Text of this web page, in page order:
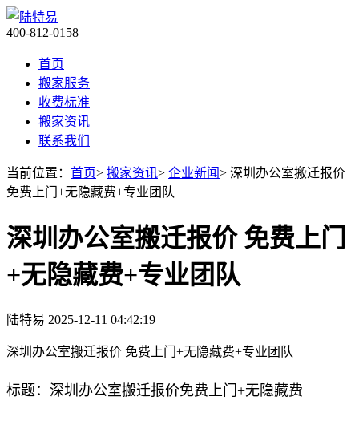
400-812-0158
首页
搬家服务
收费标准
搬家资讯
联系我们
当前位置： 首页> 搬家资讯> 企业新闻> 深圳办公室搬迁报价
免费上门+无隐藏费+专业团队
深圳办公室搬迁报价 免费上门
+无隐藏费+专业团队
陆特易 2025-12-11 04:42:19
深圳办公室搬迁报价 免费上门+无隐藏费+专业团队
标题：深圳办公室搬迁报价免费上门+无隐藏费